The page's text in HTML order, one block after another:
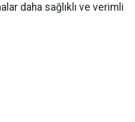
daha sağlıklı ve verimli